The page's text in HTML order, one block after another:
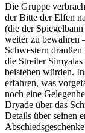
Die Gruppe
der Bitte der Elfen
(die der
weiter zu bewahren
Schwestern
die Streiter
beistehen würden.
erfahren, was
noch eine
Dryade über das
Details über seinen